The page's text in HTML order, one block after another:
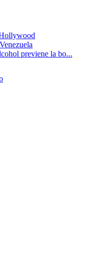
previene la bo...